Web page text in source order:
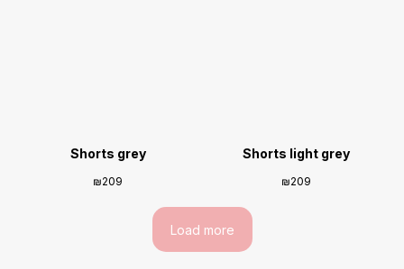
Shorts grey
₪209
Shorts light grey
₪209
Load more